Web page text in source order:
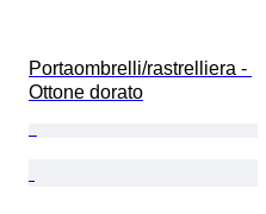
Portaombrelli/rastrelliera -
Ottone dorato